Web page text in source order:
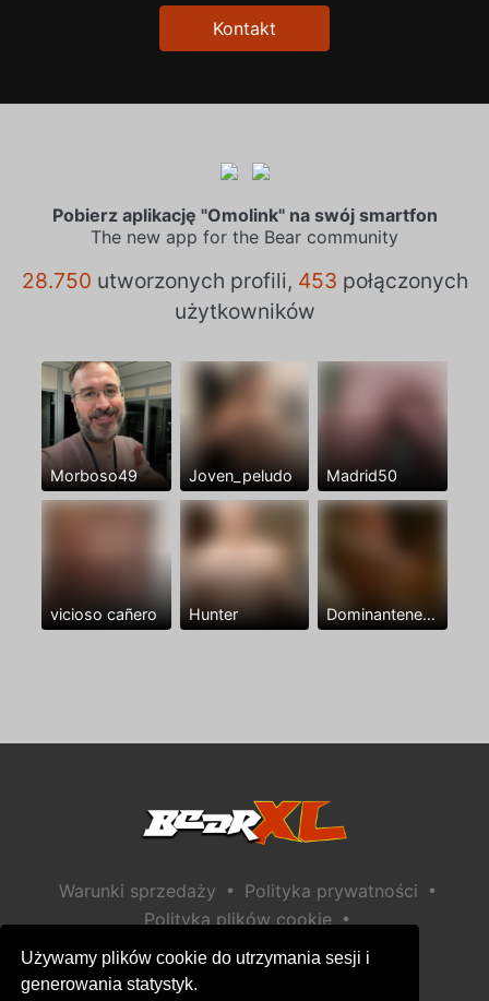
Używamy plików cookie do utrzymania sesji i
generowania statystyk.
Kontakt
Pobierz aplikację "Omolink" na swój smartfon
The new app for the Bear community
28.750 utworzonych profili, 453 połączonych
użytkowników
Morboso49 Joven_peludo Madrid50
vicioso cañero Hunter Dominantenegro ya
Warunki sprzedaży • Polityka prywatności •
Polityka plików cookie •
Polityka bezpieczeństwa dzieci
Pomoc / Kontakt